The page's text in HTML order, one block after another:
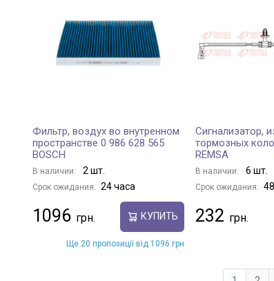
Фильтр, воздух во внутренном
пространстве 0 986 628 565
BOSCH
В наличии: 2 шт.
Срок ожидания: 24 часа
1096 КУПИТЬ
Ще 20 пропозиції від 1096 грн
Сигнализатор,
тормозных
REMSA
В наличии: 6 шт.
Срок ожидания:
232